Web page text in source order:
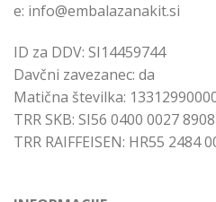
e: info@embalazanakit.si
ID za DDV: SI14459744
Davčni zavezanec: da
Matična številka:
TRR SKB: SI56 0400 0027
TRR RAIFFEISEN: HR55 2484